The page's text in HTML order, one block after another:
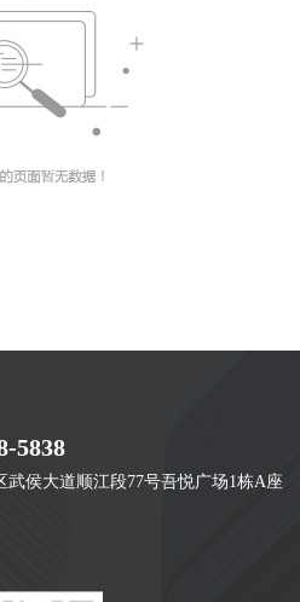
5838
侯大道顺江段77号吾悦广场1栋A座